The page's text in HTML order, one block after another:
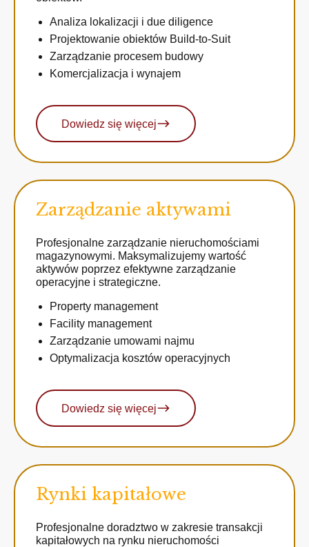
Analiza lokalizacji i due diligence
Projektowanie obiektów Build-to-Suit
Zarządzanie procesem budowy
Komercjalizacja i wynajem
Dowiedz się więcej
Zarządzanie aktywami
Profesjonalne zarządzanie nieruchomościami
magazynowymi. Maksymalizujemy wartość
aktywów poprzez efektywne zarządzanie
operacyjne i strategiczne.
Property management
Facility management
Zarządzanie umowami najmu
Optymalizacja kosztów operacyjnych
Dowiedz się więcej
Rynki kapitałowe
Profesjonalne doradztwo w zakresie transakcji
kapitałowych na rynku nieruchomości